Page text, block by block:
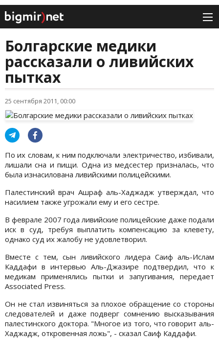
Болгарские медики
рассказали о ливийских
пытках
25 сентября 2011, 00:00
По их словам, к ним подключали электричество, избивали,
лишали сна и пищи. Одна из медсестер призналась, что
была изнасилована ливийскими полицейскими.
Палестинский врач Ашраф аль-Хаджадж утверждал, что
насилием также угрожали ему и его сестре.
В феврале 2007 года ливийские полицейские даже подали
иск в суд, требуя выплатить компенсацию за клевету,
однако суд их жалобу не удовлетворил.
Вместе с тем, сын ливийского лидера Саиф аль-Ислам
Каддафи в интервью Аль-Джазире подтвердил, что к
медикам применялись пытки и запугивания, передает
Associated Press.
Он не стал извиняться за плохое обращение со стороны
следователей и даже подверг сомнению высказывания
палестинского доктора. "Многое из того, что говорит аль-
Хаджадж, откровенная ложь", - сказал Саиф Каддафи.